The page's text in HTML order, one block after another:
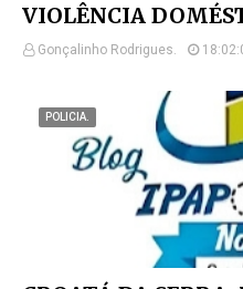
VIOLÊNCIA
Gonçalinho Rodrigues.
POLICIA.